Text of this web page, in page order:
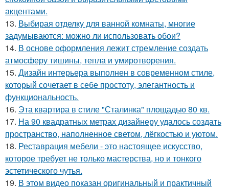
акцентами.
13. Выбирая отделку для ванной комнаты, многие
задумываются: можно ли использовать обои?
14. В основе оформления лежит стремление создать
атмосферу тишины, тепла и умиротворения.
15. Дизайн интерьера выполнен в современном стиле,
который сочетает в себе простоту, элегантность и
функциональность.
16. Эта квартира в стиле "Сталинка" площадью 80 кв.
17. На 90 квадратных метрах дизайнеру удалось создать
пространство, наполненное светом, лёгкостью и уютом.
18. Реставрация мебели - это настоящее искусство,
которое требует не только мастерства, но и тонкого
эстетического чутья.
19. В этом видео показан оригинальный и практичный